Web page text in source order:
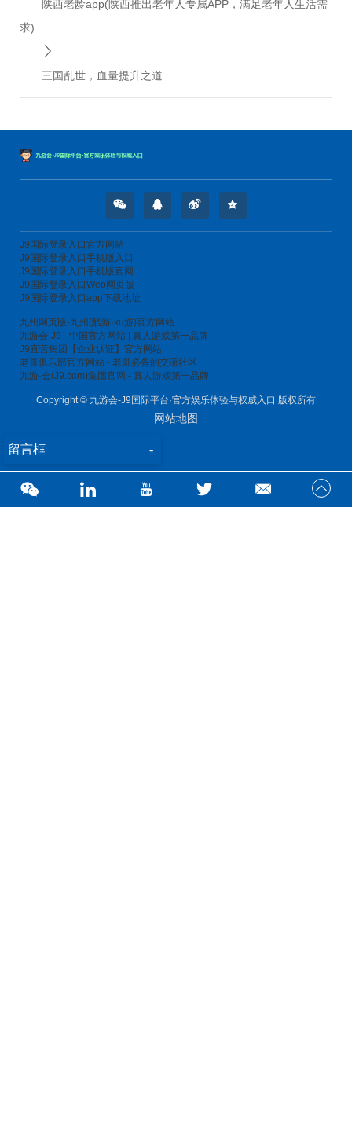
陕西老龄app(陕西推出老年人专属APP，满足老年人生活需
求)
三国乱世，血量提升之道
J9国际登录入口官方网站
J9国际登录入口手机版入口
J9国际登录入口手机版官网
J9国际登录入口Web网页版
J9国际登录入口app下载地址
九州网页版-九州(酷游·ku游)官方网站
九游会·J9 - 中国官方网站 | 真人游戏第一品牌
J9直营集团【企业认证】官方网站
老哥俱乐部官方网站 - 老哥必备的交流社区
九游·会(J9.com)集团官网 - 真人游戏第一品牌
Copyright © 九游会-J9国际平台·官方娱乐体验与权威入口 版权所有
网站地图
留言框 -